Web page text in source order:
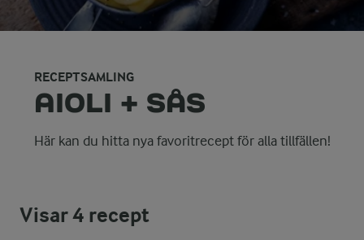
RECEPTSAMLING
AIOLI + SÅS
Här kan du hitta nya favoritrecept för alla tillfällen!
Visar4 recept